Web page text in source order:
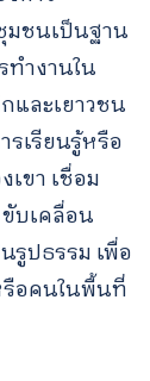
มชนเป็นฐาน
ำงานใน
และเยาวชน
รเรียนรู้หรือ
ขา เชื่อม
บเคลื่อน
รูปธรรม เพื่อ
รือคนในพื้นที่